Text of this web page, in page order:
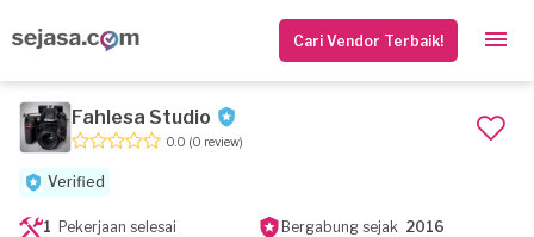
Cari Vendor Terbaik!
Fahlesa Studio
0.0 (0 review)
Verified
1 Pekerjaan selesai Bergabung sejak 2016